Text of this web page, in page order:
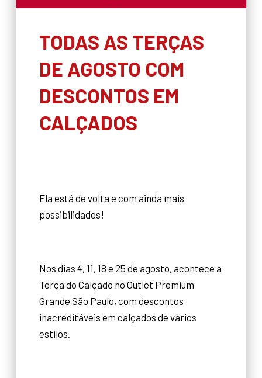
TODAS AS TERÇAS
DE AGOSTO COM
DESCONTOS EM
CALÇADOS
Ela está de volta e com ainda mais
possibilidades!
Nos dias 4, 11, 18 e 25 de agosto, acontece a
Terça do Calçado no Outlet Premium
Grande São Paulo, com descontos
inacreditáveis em calçados de vários
estilos.